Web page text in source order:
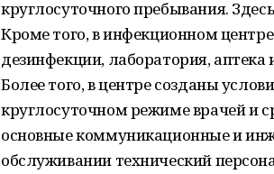
круглосуточного пребывания.
Кроме того, в инфекционном
дезинфекции, лаборатория,
Более того, в центре созданы
круглосуточном режиме врачей и
основные коммуникационные и
обслуживании технический